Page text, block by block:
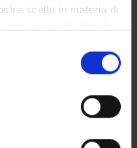
scelte in materia di
in qualsiasi
cookie o facendo clic
PROJECT